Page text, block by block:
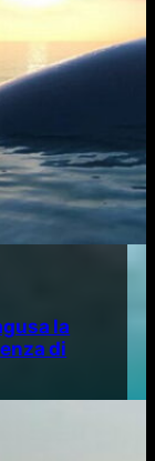
la
di